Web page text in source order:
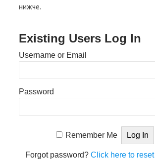
нижче.
Existing Users Log In
Username or Email
Password
Remember Me
Forgot password?Click here to reset